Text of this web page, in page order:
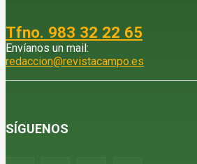
Tfno. 983 32 22 65
Envíanos un mail:
redaccion@revistacampo.es
SÍGUENOS